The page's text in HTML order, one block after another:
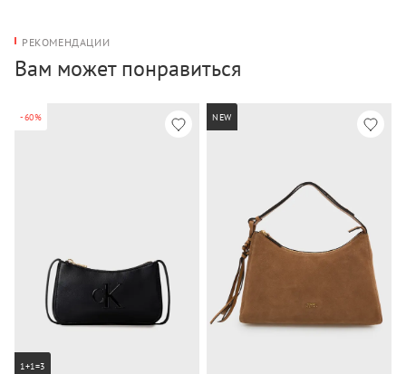
РЕКОМЕНДАЦИИ
Вам может понравиться
-60%
1+1=3
NEW